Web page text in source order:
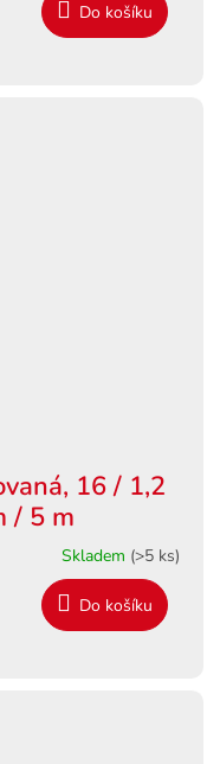
Do košíku
16 / 1,2
/ 5 m
Skladem (>5 ks)
Do košíku